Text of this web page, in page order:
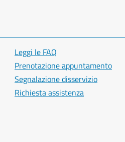
Leggi le FAQ
Prenotazione appuntamento
Segnalazione disservizio
Richiesta assistenza